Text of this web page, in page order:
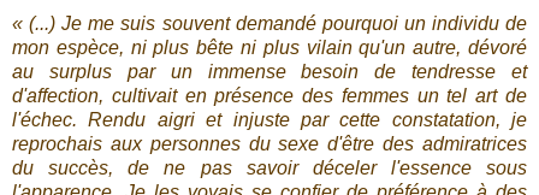
« (...) Je me suis souvent demandé pourquoi un individu de
mon espèce, ni plus bête ni plus vilain qu'un autre, dévoré
au surplus par un immense besoin de tendresse et
d'affection, cultivait en présence des femmes un tel art de
l'échec. Rendu aigri et injuste par cette constatation, je
reprochais aux personnes du sexe d'être des admiratrices
du succès, de ne pas savoir déceler l'essence sous